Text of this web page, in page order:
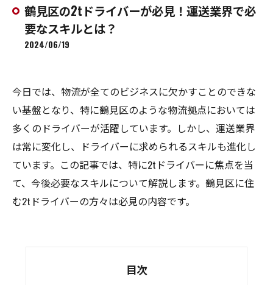
鶴見区の2tドライバーが必見！運送業界で必
要なスキルとは？
2024/06/19
今日では、物流が全てのビジネスに欠かすことのできな
い基盤となり、特に鶴見区のような物流拠点においては
多くのドライバーが活躍しています。しかし、運送業界
は常に変化し、ドライバーに求められるスキルも進化し
ています。この記事では、特に2tドライバーに焦点を当
て、今後必要なスキルについて解説します。鶴見区に住
む2tドライバーの方々は必見の内容です。
目次